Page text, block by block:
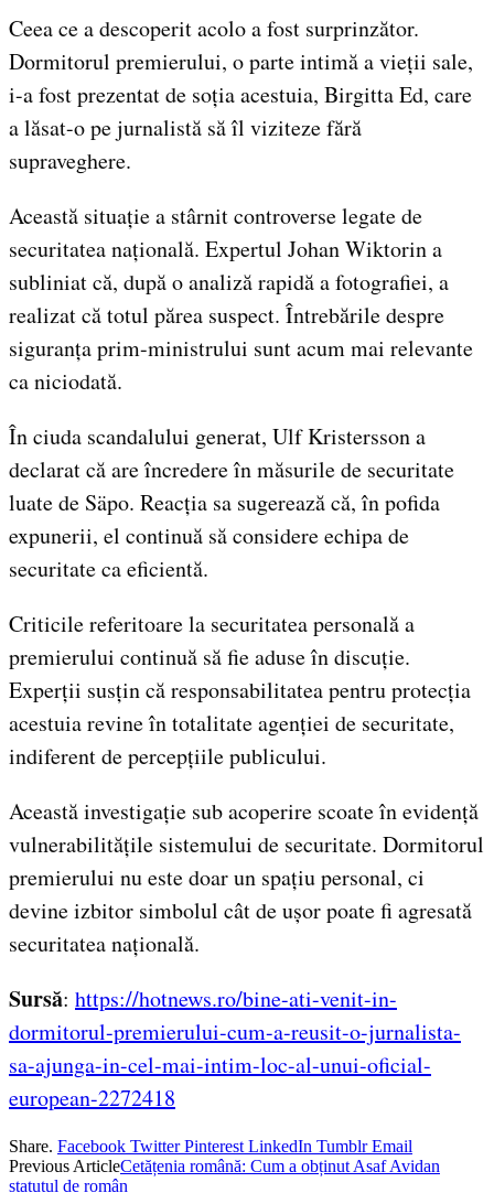
Ceea ce a descoperit acolo a fost surprinzător.
Dormitorul premierului, o parte intimă a vieții sale,
i-a fost prezentat de soția acestuia, Birgitta Ed, care
a lăsat-o pe jurnalistă să îl viziteze fără
supraveghere.
Această situație a stârnit controverse legate de
securitatea națională. Expertul Johan Wiktorin a
subliniat că, după o analiză rapidă a fotografiei, a
realizat că totul părea suspect. Întrebările despre
siguranța prim-ministrului sunt acum mai relevante
ca niciodată.
În ciuda scandalului generat, Ulf Kristersson a
declarat că are încredere în măsurile de securitate
luate de Säpo. Reacția sa sugerează că, în pofida
expunerii, el continuă să considere echipa de
securitate ca eficientă.
Criticile referitoare la securitatea personală a
premierului continuă să fie aduse în discuție.
Experții susțin că responsabilitatea pentru protecția
acestuia revine în totalitate agenției de securitate,
indiferent de percepțiile publicului.
Această investigație sub acoperire scoate în evidență
vulnerabilitățile sistemului de securitate. Dormitorul
premierului nu este doar un spațiu personal, ci
devine izbitor simbolul cât de ușor poate fi agresată
securitatea națională.
Sursă: https://hotnews.ro/bine-ati-venit-in-
dormitorul-premierului-cum-a-reusit-o-jurnalista-
sa-ajunga-in-cel-mai-intim-loc-al-unui-oficial-
european-2272418
Share. Facebook Twitter Pinterest LinkedIn Tumblr Email
Previous ArticleCetățenia română: Cum a obținut Asaf Avidan
statutul de român